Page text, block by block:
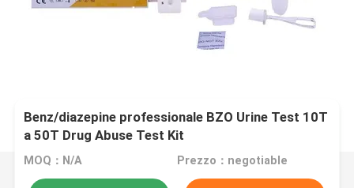
Benz/diazepine professionale BZO Urine Test 10T
a 50T Drug Abuse Test Kit
MOQ：N/A Prezzo：negotiable